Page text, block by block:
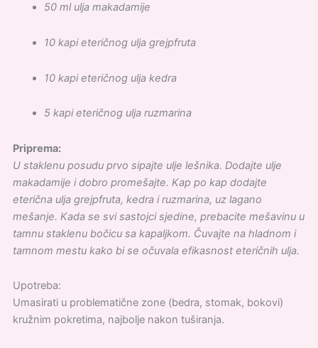
50 ml ulja makadamije
10 kapi eteričnog ulja grejpfruta
10 kapi eteričnog ulja kedra
5 kapi eteričnog ulja ruzmarina
Priprema:
U staklenu posudu prvo sipajte ulje lešnika. Dodajte ulje
makadamije i dobro promešajte. Kap po kap dodajte
eterična ulja grejpfruta, kedra i ruzmarina, uz lagano
mešanje. Kada se svi sastojci sjedine, prebacite mešavinu u
tamnu staklenu bočicu sa kapaljkom. Čuvajte na hladnom i
tamnom mestu kako bi se očuvala efikasnost eteričnih ulja.
Upotreba:
Umasirati u problematične zone (bedra, stomak, bokovi)
kružnim pokretima, najbolje nakon tuširanja.